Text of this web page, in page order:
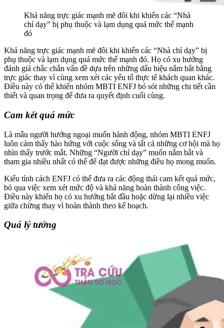
Khả năng trực giác mạnh mẽ đôi khi khiến các “Nhà
chỉ dạy” bị phụ thuộc và lạm dụng quá mức thế mạnh
đó
Khả năng trực giác mạnh mẽ đôi khi khiến các “Nhà chỉ dạy” bị
phụ thuộc và lạm dụng quá mức thế mạnh đó. Họ có xu hướng
đánh giá chắc chắn vấn đề dựa trên những dấu hiệu nắm bắt bằng
trực giác thay vì cùng xem xét các yếu tố thực tế khách quan khác.
Điều này có thể khiến nhóm MBTI ENFJ bỏ sót những chi tiết cần
thiết và quan trọng để đưa ra quyết định cuối cùng.
Cam kết quá mức
Là mẫu người hướng ngoại muốn hành động, nhóm MBTI ENFJ
luôn cảm thấy hào hứng với cuộc sống và tất cả những cơ hội mà họ
nhìn thấy trước mắt. Những “Người chỉ dạy” muốn nắm bắt và
tham gia nhiều nhất có thể để đạt được những điều họ mong muốn.
Kiểu tính cách ENFJ có thể đưa ra các động thái cam kết quá mức,
bỏ qua việc xem xét mức độ và khả năng hoàn thành công việc.
Điều này khiến họ có xu hướng bắt đầu hoặc dừng lại nhiều việc
giữa chừng thay vì hoàn thành theo kế hoạch.
Quá lý tưởng